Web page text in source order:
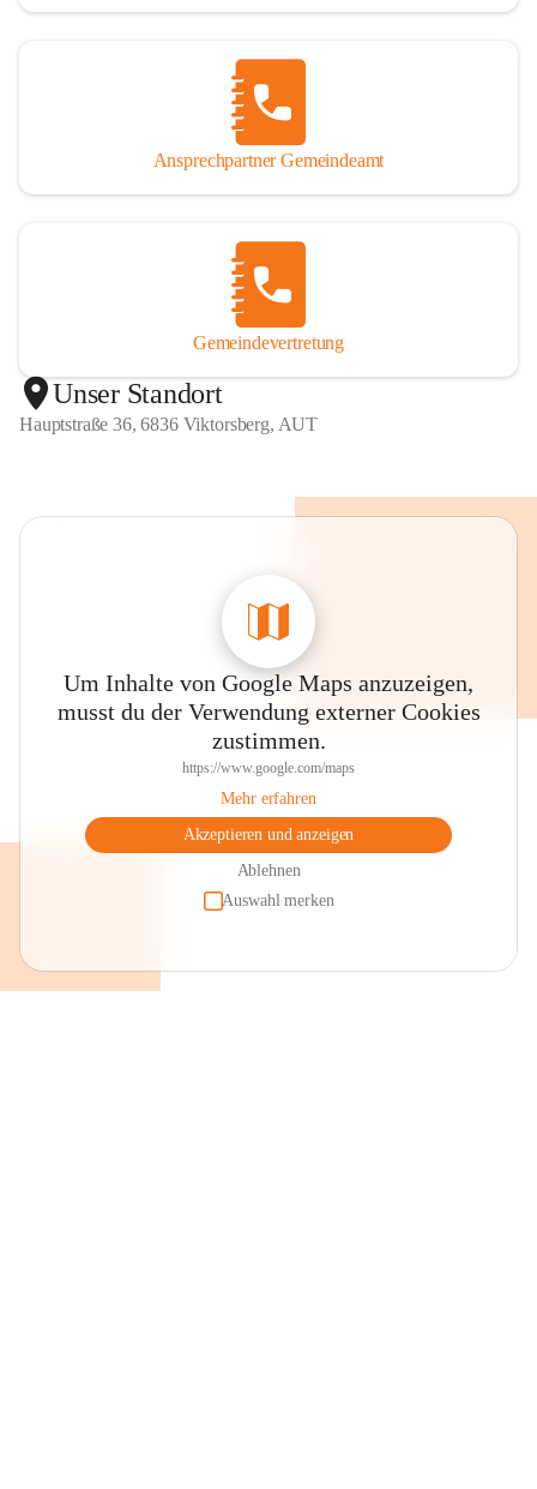
Ansprechpartner Gemeindeamt
Gemeindevertretung
Unser Standort
Hauptstraße 36, 6836 Viktorsberg, AUT
Um Inhalte von Google Maps anzuzeigen,
musst du der Verwendung externer Cookies
zustimmen.
https://www.google.com/maps
Mehr erfahren
Akzeptieren und anzeigen
Ablehnen
Auswahl merken